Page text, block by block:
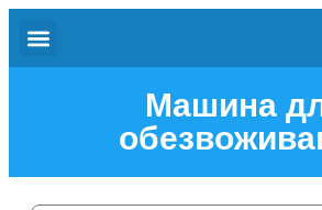
Машина